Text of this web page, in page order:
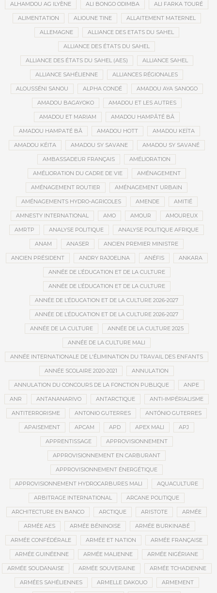
ALHAMDOU AG ILYÈNE ALI BONGO ODIMBA ALI FARKA TOURÉ
ALIMENTATION ALIOUNE TINE ALLAITEMENT MATERNEL
ALLEMAGNE ALLIANCE DES ETATS DU SAHEL
ALLIANCE DES ÉTATS DU SAHEL
ALLIANCE DES ÉTATS DU SAHEL (AES) ALLIANCE SAHEL
ALLIANCE SAHÉLIENNE ALLIANCES RÉGIONALES
ALOUSSÉNI SANOU ALPHA CONDÉ AMADOU AYA SANOGO
AMADOU BAGAYOKO AMADOU ET LES AUTRES
AMADOU ET MARIAM AMADOU HAMPÂTÉ BÂ
AMADOU HAMPATÉ BÂ AMADOU HOTT AMADOU KEÏTA
AMADOU KÉITA AMADOU SY SAVANE AMADOU SY SAVANÉ
AMBASSADEUR FRANÇAIS AMÉLIORATION
AMÉLIORATION DU CADRE DE VIE AMÉNAGEMENT
AMÉNAGEMENT ROUTIER AMÉNAGEMENT URBAIN
AMÉNAGEMENTS HYDRO-AGRICOLES AMENDE AMITIÉ
AMNESTY INTERNATIONAL AMO AMOUR AMOUREUX
AMRTP ANALYSE POLITIQUE ANALYSE POLITIQUE AFRIQUE
ANAM ANASER ANCIEN PREMIER MINISTRE
ANCIEN PRÉSIDENT ANDRY RAJOELINA ANÉFIS ANKARA
ANNÉE DE L’ÉDUCATION ET DE LA CULTURE
ANNÉE DE L’ÉDUCATION ET DE LA CULTURE
ANNÉE DE L’ÉDUCATION ET DE LA CULTURE 2026-2027
ANNÉE DE L’ÉDUCATION ET DE LA CULTURE 2026-2027
ANNÉE DE LA CULTURE ANNÉE DE LA CULTURE 2025
ANNÉE DE LA CULTURE MALI
ANNÉE INTERNATIONALE DE L'ÉLIMINATION DU TRAVAIL DES ENFANTS
ANNÉE SCOLAIRE 2020-2021 ANNULATION
ANNULATION DU CONCOURS DE LA FONCTION PUBLIQUE ANPE
ANR ANTANANARIVO ANTARCTIQUE ANTI-IMPÉRIALISME
ANTITERRORISME ANTONIO GUTERRES ANTÓNIO GUTERRES
APAISEMENT APCAM APD APEX MALI APJ
APPRENTISSAGE APPROVISIONNEMENT
APPROVISIONNEMENT EN CARBURANT
APPROVISIONNEMENT ÉNERGÉTIQUE
APPROVISIONNEMENT HYDROCARBURES MALI AQUACULTURE
ARBITRAGE INTERNATIONAL ARCANE POLITIQUE
ARCHITECTURE EN BANCO ARCTIQUE ARISTOTE ARMÉE
ARMÉE AES ARMÉE BÉNINOISE ARMÉE BURKINABÉ
ARMÉE CONFÉDÉRALE ARMÉE ET NATION ARMÉE FRANÇAISE
ARMÉE GUINÉENNE ARMÉE MALIENNE ARMÉE NIGÉRIANE
ARMÉE SOUDANAISE ARMÉE SOUVERAINE ARMÉE TCHADIENNE
ARMÉES SAHÉLIENNES ARMELLE DAKOUO ARMEMENT